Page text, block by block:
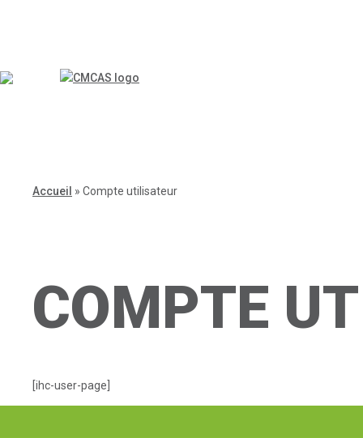
Accueil » Compte utilisateur
COMPTE
[ihc-user-page]